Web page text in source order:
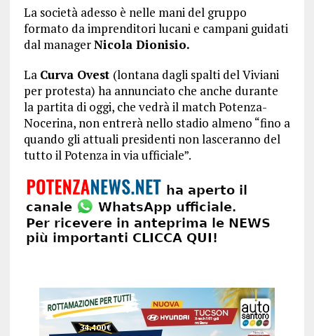
La società adesso è nelle mani del gruppo
formato da imprenditori lucani e campani guidati
dal managerNicola Dionisio.
La Curva Ovest (lontana dagli spalti del Viviani
per protesta) ha annunciato che anche durante
la partita di oggi, che vedrà il match Potenza-
Nocerina, non entrerà nello stadio almeno “fino a
quando gli attuali presidenti non lasceranno del
tutto il Potenza in via ufficiale”.